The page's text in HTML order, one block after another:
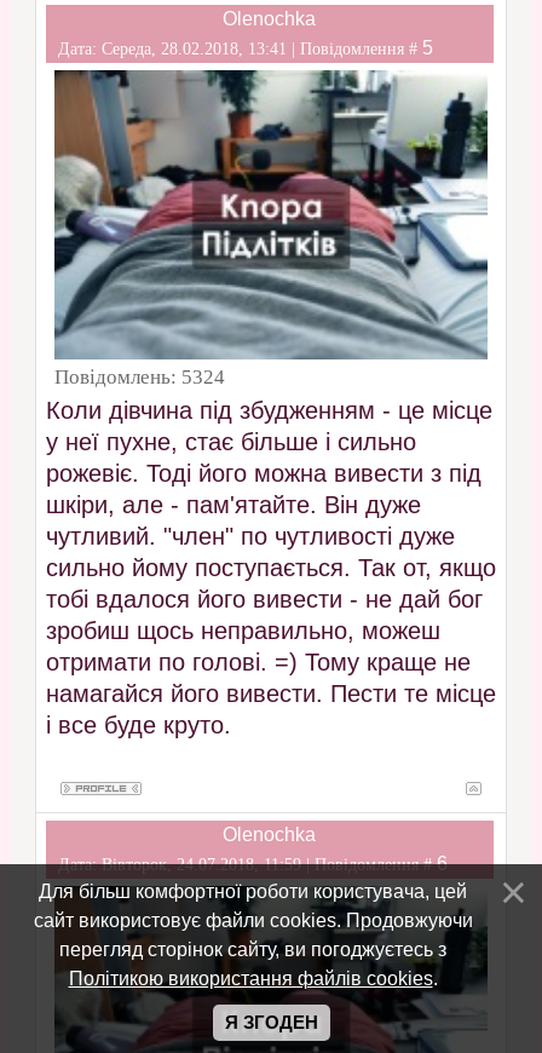
Olenochka
Дата: Середа, 28.02.2018, 13:41 | Повідомлення # 5
Повідомлень: 5324
Коли дівчина під збудженням - це місце
у неї пухне, стає більше і сильно
рожевіє. Тоді його можна вивести з під
шкіри, але - пам'ятайте. Він дуже
чутливий. "член" по чутливості дуже
сильно йому поступається. Так от, якщо
тобі вдалося його вивести - не дай бог
зробиш щось неправильно, можеш
отримати по голові. =) Тому краще не
намагайся його вивести. Пести те місце
і все буде круто.
Olenochka
Дата: Вівторок, 24.07.2018, 11:59 | Повідомлення #6
Для більш комфортної роботи користувача, цей
сайт використовує файли cookies. Продовжуючи
перегляд сторінок сайту, ви погоджуєтесь з
Політикою використання файлів cookies.
Я ЗГОДЕН